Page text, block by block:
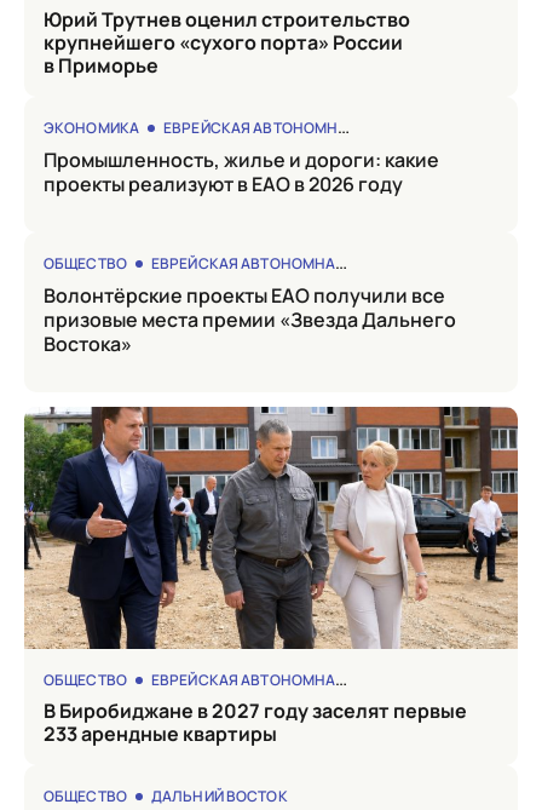
Юрий Трутнев оценил строительство
крупнейшего «сухого порта» России
в Приморье
ЭКОНОМИКА ЕВРЕЙСКАЯ АВТОНОМНАЯ ОБЛАСТЬ
Промышленность, жилье и дороги: какие
проекты реализуют в ЕАО в 2026 году
ОБЩЕСТВО ЕВРЕЙСКАЯ АВТОНОМНАЯ ОБЛАСТЬ
Волонтёрские проекты ЕАО получили все
призовые места премии «Звезда Дальнего
Востока»
ОБЩЕСТВО ЕВРЕЙСКАЯ АВТОНОМНАЯ ОБЛАСТЬ
в Биробиджане в 2027 году заселят первые
233 арендные квартиры
ОБЩЕСТВО ДАЛЬНИЙ ВОСТОК